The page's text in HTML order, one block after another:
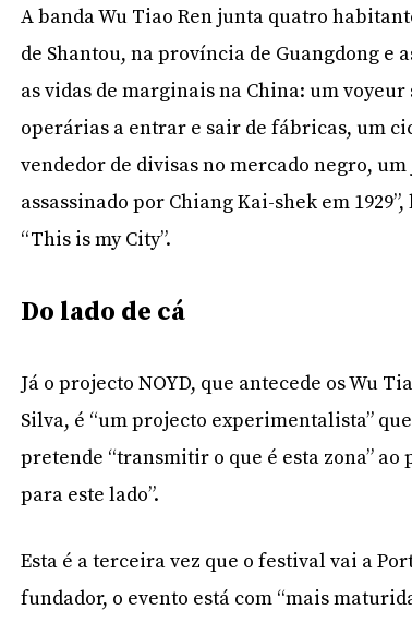
A banda Wu Tiao Ren junta quatro
de Shantou, na província de Guangdong e
as vidas de marginais na China: um
operárias a entrar e sair de fábricas, um
vendedor de divisas no mercado negro,
assassinado por Chiang Kai-shek em
“This is my City”.
Do lado de cá
Já o projecto NOYD, que antecede os Wu
Silva, é “um projecto experimentalista”
pretende “transmitir o que é esta zona”
para este lado”.
Esta é a terceira vez que o festival vai a
fundador, o evento está com “mais